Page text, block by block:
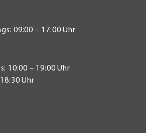
09:00 – 17:00 Uhr
10:00 – 19:00 Uhr
Uhr